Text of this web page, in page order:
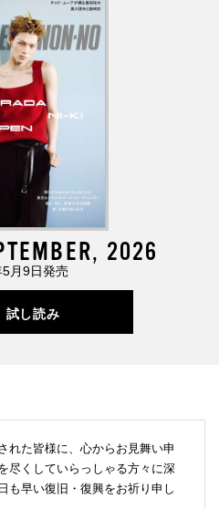
2026
月9日発売
試し読み
れた皆様に、心からお見舞い申
尽くしていらっしゃる方々に深
も早い復旧・復興をお祈り申し